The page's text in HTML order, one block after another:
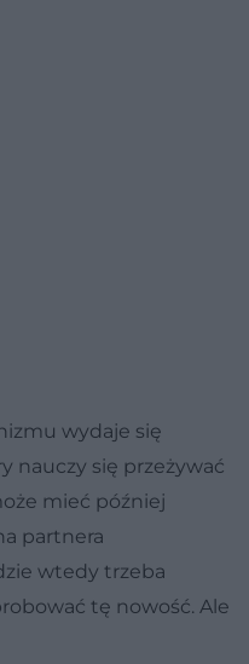
wydaje się
nauczy się przeżywać
mieć później
partnera
wtedy trzeba
tę nowość. Ale